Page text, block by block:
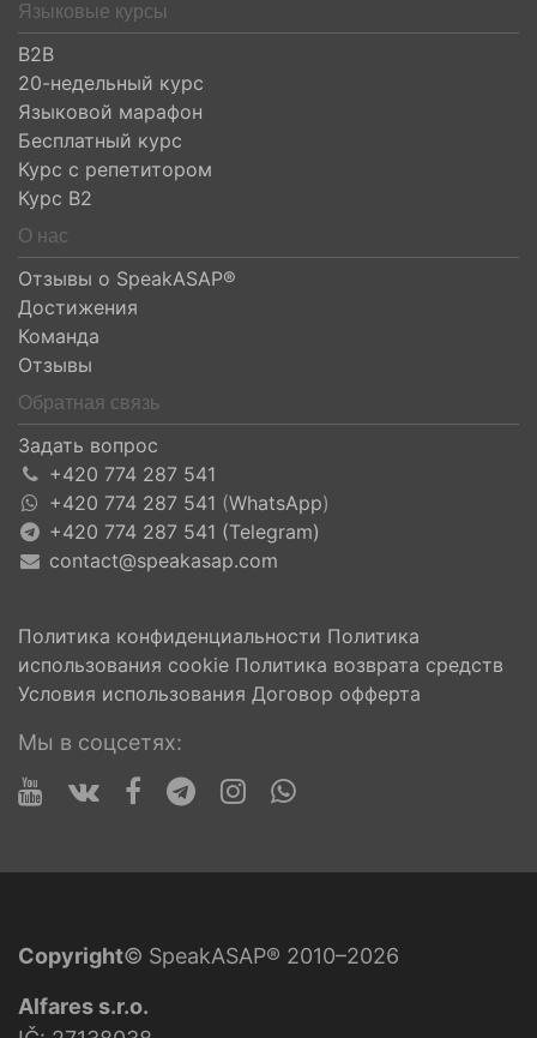
Языковые курсы
B2B
20-недельный курс
Языковой марафон
Бесплатный курс
Курс с репетитором
Курс B2
О нас
Отзывы о SpeakASAP®
Достижения
Команда
Отзывы
Обратная связь
Задать вопрос
+420 774 287 541
+420 774 287 541 (WhatsApp)
+420 774 287 541 (Telegram)
contact@speakasap.com
Политика конфиденциальности Политика
использования cookie Политика возврата средств
Условия использования Договор офферта
Мы в соцсетях:
Copyright© SpeakASAP® 2010–2026
Alfares s.r.o.